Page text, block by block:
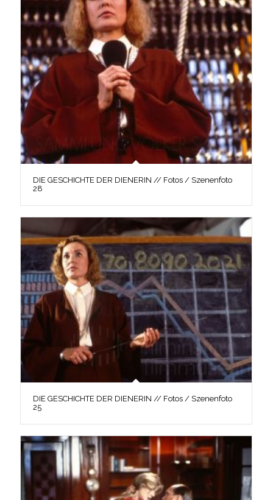
DIE GESCHICHTE DER DIENERIN // Fotos / Szenenfoto
28
DIE GESCHICHTE DER DIENERIN // Fotos / Szenenfoto
25